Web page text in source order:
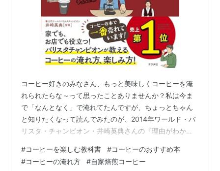
コーヒー好きのみなさん、もっと美味しくコーヒーを淹
れられたらな～って思ったことありませんか？私は今ま
で「なんとなく」で淹れてたんですが、ちょっとちゃん
と知りたくなって読んでみたのが、2014年ワールド・バ
リスタ・チャンピオン・井崎英典さんの『理由がわかれ
タイトル通り「教科書」っぽいけど、難しすぎず、むし
ろ「へえ～！！」となる知識がいっぱいでした。私がコ
#コーヒーを楽しむ教科書 #コーヒーのおすすめ本
#コーヒーの淹れ方 #自家焙煎コーヒー